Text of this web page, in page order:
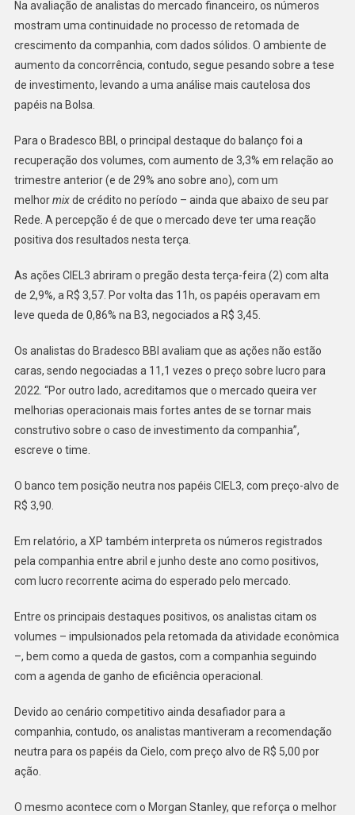
Apontam
Desafios
De
Longo
Na avaliação de analistas do mercado financeiro, os números
mostram uma continuidade no processo de retomada de
crescimento da companhia, com dados sólidos. O ambiente de
aumento da concorrência, contudo, segue pesando sobre a tese
de investimento, levando a uma análise mais cautelosa dos
papéis na Bolsa.
Para o Bradesco BBI, o principal destaque do balanço foi a
recuperação dos volumes, com aumento de 3,3% em relação ao
trimestre anterior (e de 29% ano sobre ano), com um
melhormixde crédito no período – ainda que abaixo de seu par
Rede. A percepção é de que o mercado deve ter uma reação
positiva dos resultados nesta terça.
As ações CIEL3 abriram o pregão desta terça-feira (2) com alta
de 2,9%, a R$ 3,57. Por volta das 11h, os papéis operavam em
leve queda de 0,86% na B3, negociados a R$ 3,45.
Os analistas do Bradesco BBI avaliam que as ações não estão
caras, sendo negociadas a 11,1 vezes o preço sobre lucro para
2022. “Por outro lado, acreditamos que o mercado queira ver
melhorias operacionais mais fortes antes de se tornar mais
construtivo sobre o caso de investimento da companhia”,
escreve o time.
O banco tem posição neutra nos papéis CIEL3, com preço-alvo de
R$ 3,90.
Em relatório, a XP também interpreta os números registrados
pela companhia entre abril e junho deste ano como positivos,
com lucro recorrente acima do esperado pelo mercado.
Entre os principais destaques positivos, os analistas citam os
volumes – impulsionados pela retomada da atividade econômica
–, bem como a queda de gastos, com a companhia seguindo
com a agenda de ganho de eficiência operacional.
Devido ao cenário competitivo ainda desafiador para a
companhia, contudo, os analistas mantiveram a recomendação
neutra para os papéis da Cielo, com preço alvo de R$ 5,00 por
ação.
O mesmo acontece com o Morgan Stanley, que reforça o melhor